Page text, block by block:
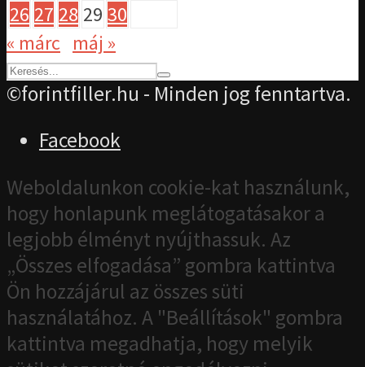
26 27 28 29 30
« márc máj »
©forintfiller.hu - Minden jog fenntartva.
Facebook
Weboldalunkon cookie-kat használunk,
hogy honlapunk meglátogatásakor a
legjobb élményt nyújthassuk. Az
„Összes elfogadása” gombra kattintva
Ön hozzájárul az összes süti
használatához. A "Beállítások" gombra
kattintva megadhatja, hogy melyik